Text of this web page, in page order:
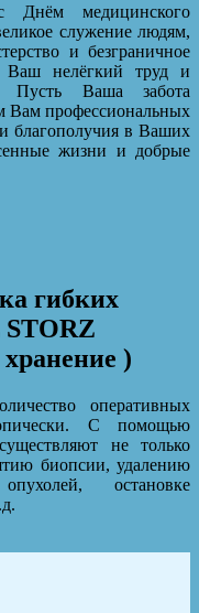
Днём медицинского
служение людям,
и безграничное
Ваш нелёгкий труд и
Пусть Ваша забота
Вам профессиональных
благополучия в Ваших
жизни и добрые
гибких
STORZ
)
оперативных
С помощью
не только
биопсии, удалению
остановке